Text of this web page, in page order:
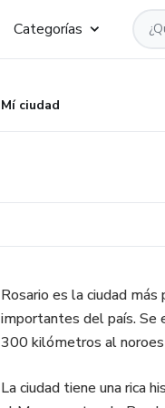
Categorías
Mí ciudad
Rosario es la ciudad
importantes del país. Se
300 kilómetros al
La ciudad tiene una rica